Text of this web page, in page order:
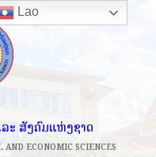
ະ ສັງຄົມແຫ່ງຊາດ
ECONOMIC SCIENCES
Lao